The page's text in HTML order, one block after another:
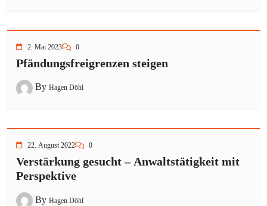
2. Mai 2023 0
Pfändungsfreigrenzen steigen
By Hagen Döhl
22. August 2022 0
Verstärkung gesucht – Anwaltstätigkeit mit
Perspektive
By Hagen Döhl